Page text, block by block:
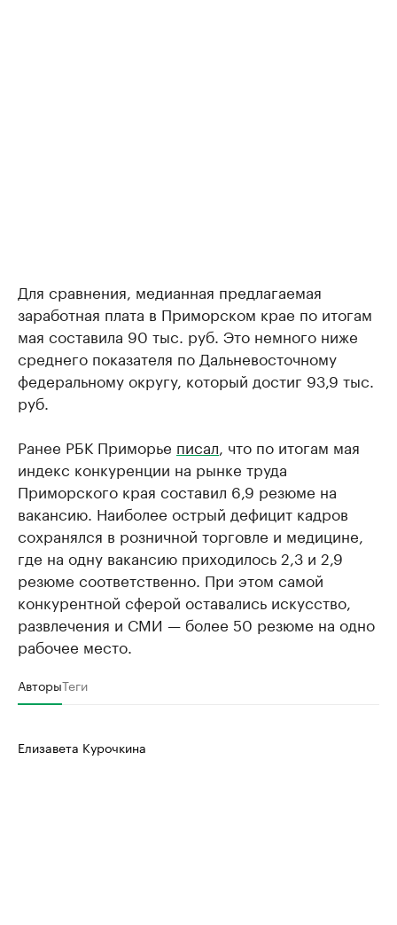
Для сравнения, медианная предлагаемая
заработная плата в Приморском крае по итогам
мая составила 90 тыс. руб. Это немного ниже
среднего показателя по Дальневосточному
федеральному округу, который достиг 93,9 тыс.
руб.
Ранее РБК Приморье писал , что по итогам мая
индекс конкуренции на рынке труда
Приморского края составил 6,9 резюме на
вакансию. Наиболее острый дефицит кадров
сохранялся в розничной торговле и медицине,
где на одну вакансию приходилось 2,3 и 2,9
резюме соответственно. При этом самой
конкурентной сферой оставались искусство,
развлечения и СМИ — более 50 резюме на одно
рабочее место.
АвторыТеги
Елизавета Курочкина